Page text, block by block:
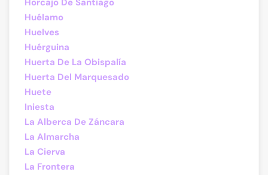
Horcajo De Santiago
Huélamo
Huelves
Huérguina
Huerta De La Obispalía
Huerta Del Marquesado
Huete
Iniesta
La Alberca De Záncara
La Almarcha
La Cierva
La Frontera